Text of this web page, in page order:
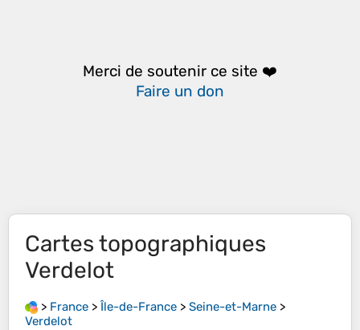
Merci de soutenir ce site ❤️
Faire un don
Cartes topographiques
Verdelot
> France > Île-de-France > Seine-et-Marne >
Verdelot